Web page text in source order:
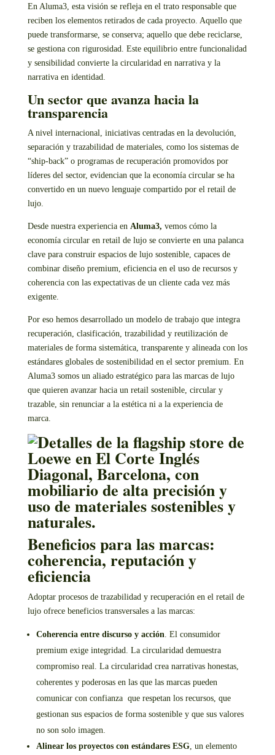
En Aluma3, esta visión se refleja en el trato responsable que
reciben los elementos retirados de cada proyecto. Aquello que
puede transformarse, se conserva; aquello que debe reciclarse,
se gestiona con rigurosidad. Este equilibrio entre funcionalidad
y sensibilidad convierte la circularidad en narrativa y la
narrativa en identidad.
Un sector que avanza hacia la
transparencia
A nivel internacional, iniciativas centradas en la devolución,
separación y trazabilidad de materiales, como los sistemas de
“ship-back” o programas de recuperación promovidos por
líderes del sector, evidencian que la economía circular se ha
convertido en un nuevo lenguaje compartido por el retail de
lujo.
Desde nuestra experiencia en Aluma3, vemos cómo la
economía circular en retail de lujo se convierte en una palanca
clave para construir espacios de lujo sostenible, capaces de
combinar diseño premium, eficiencia en el uso de recursos y
coherencia con las expectativas de un cliente cada vez más
exigente.
Por eso hemos desarrollado un modelo de trabajo que integra
recuperación, clasificación, trazabilidad y reutilización de
materiales de forma sistemática, transparente y alineada con los
estándares globales de sostenibilidad en el sector premium. En
Aluma3 somos un aliado estratégico para las marcas de lujo
que quieren avanzar hacia un retail sostenible, circular y
trazable, sin renunciar a la estética ni a la experiencia de
marca.
Beneficios para las marcas:
coherencia, reputación y
eficiencia
Adoptar procesos de trazabilidad y recuperación en el retail de
lujo ofrece beneficios transversales a las marcas:
Coherencia entre discurso y acción. El consumidor
premium exige integridad. La circularidad demuestra
compromiso real. La circularidad crea narrativas honestas,
coherentes y poderosas en las que las marcas pueden
comunicar con confianza que respetan los recursos, que
gestionan sus espacios de forma sostenible y que sus valores
no son solo imagen.
Alinear los proyectos con estándares ESG, un elemento